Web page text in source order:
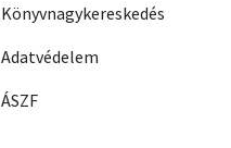
Könyvnagykereskedés
Adatvédelem
ÁSZF